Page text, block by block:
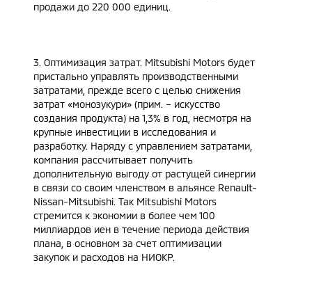
продажи до 220 000 единиц.
3. Оптимизация затрат. Mitsubishi Motors будет
пристально управлять производственными
затратами, прежде всего с целью снижения
затрат «монозукури» (прим. – искусство
создания продукта) на 1,3% в год, несмотря на
крупные инвестиции в исследования и
разработку. Наряду с управлением затратами,
компания рассчитывает получить
дополнительную выгоду от растущей синергии
в связи со своим членством в альянсе Renault-
Nissan-Mitsubishi. Так Mitsubishi Motors
стремится к экономии в более чем 100
миллиардов иен в течение периода действия
плана, в основном за счет оптимизации
закупок и расходов на НИОКР.